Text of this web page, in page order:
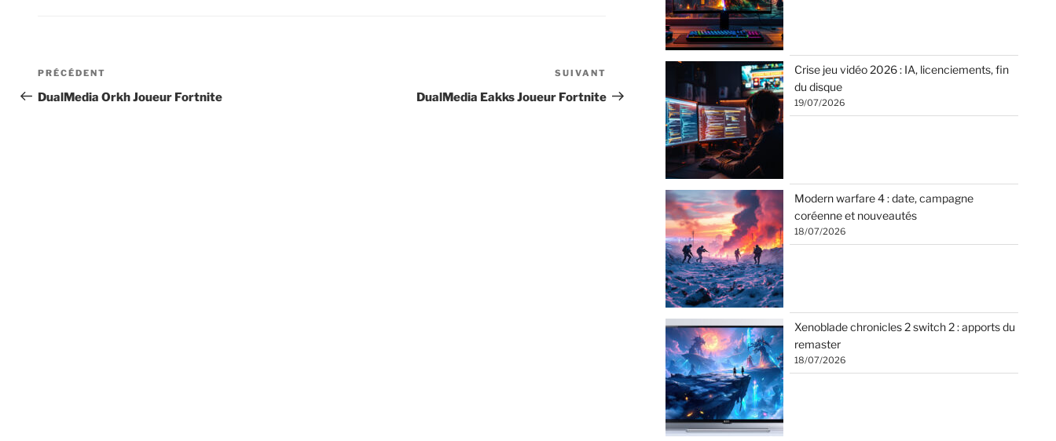
Navigation
de
Article
précédent
PRÉCÉDENT
DualMedia Orkh Joueur Fortnite
suivant
SUIVANT
DualMedia Eakks Joueur Fortnite
Crise jeu vidéo 2026 : IA, licenciements, fin
du disque
19/07/2026
Modern warfare 4 : date, campagne
coréenne et nouveautés
18/07/2026
Xenoblade chronicles 2 switch 2 : apports du
remaster
18/07/2026